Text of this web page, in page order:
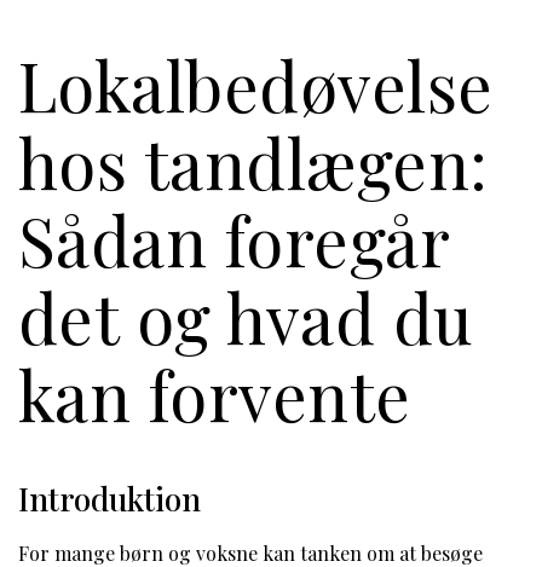
Lokalbedøvelse
hos tandlægen:
Sådan foregår
det og hvad du
kan forvente
Introduktion
For mange børn og voksne kan tanken om at besøge